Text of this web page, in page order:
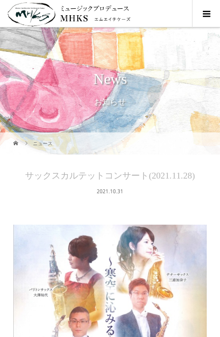
News
お知らせ
ニュース
サックスカルテットコンサート(2021.11.28)
2021.10.31